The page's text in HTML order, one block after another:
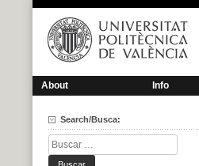
Saltar
contenido
About Info
Search/Busca:
Buscar: